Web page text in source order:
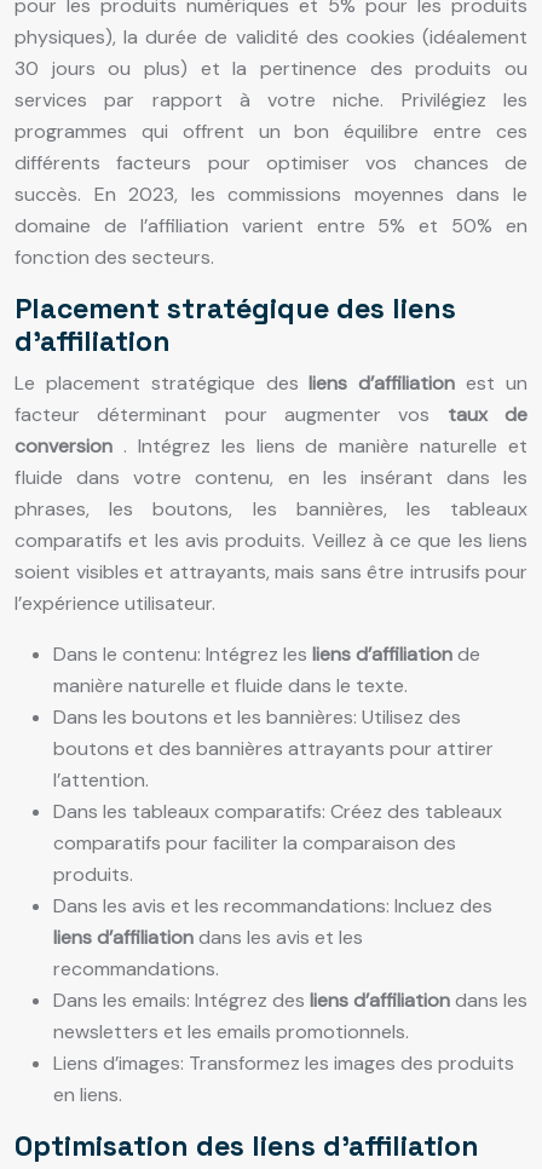
pour les produits numériques et 5% pour les produits
physiques), la durée de validité des cookies (idéalement
30 jours ou plus) et la pertinence des produits ou
services par rapport à votre niche. Privilégiez les
programmes qui offrent un bon équilibre entre ces
différents facteurs pour optimiser vos chances de
succès. En 2023, les commissions moyennes dans le
domaine de l’affiliation varient entre 5% et 50% en
fonction des secteurs.
Placement stratégique des liens
d’affiliation
Le placement stratégique desliens d’affiliationest un
facteur déterminant pour augmenter vos taux de
conversion . Intégrez les liens de manière naturelle et
fluide dans votre contenu, en les insérant dans les
phrases, les boutons, les bannières, les tableaux
comparatifs et les avis produits. Veillez à ce que les liens
soient visibles et attrayants, mais sans être intrusifs pour
l’expérience utilisateur.
Dans le contenu: Intégrez les liens d’affiliationde
manière naturelle et fluide dans le texte.
Dans les boutons et les bannières: Utilisez des
boutons et des bannières attrayants pour attirer
l’attention.
Dans les tableaux comparatifs: Créez des tableaux
comparatifs pour faciliter la comparaison des
produits.
Dans les avis et les recommandations: Incluez des
liens d’affiliationdans les avis et les
recommandations.
Dans les emails: Intégrez des liens d’affiliationdans les
newsletters et les emails promotionnels.
Liens d’images: Transformez les images des produits
en liens.
Optimisation des liens d’affiliation